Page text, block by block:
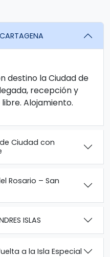
destino la Ciudad de
recepción y
Alojamiento.
de Ciudad con
Rosario – San
ISLAS
a la Isla Especial